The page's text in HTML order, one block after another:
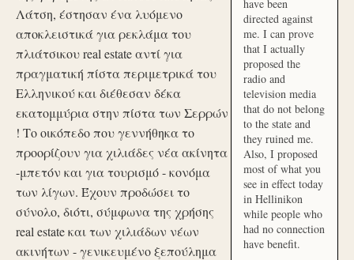
Λάτση, έστησαν ένα λυόμενο
αποκλειστικά για ρεκλάμα του
πλιάτσικου real estate αντί για
πραγματική πίστα περιμετρικά του
Ελληνικού και διέθεσαν δέκα
εκατομμύρια στην πίστα των Σερρών
! Το οικόπεδο που γεννήθηκα το
προορίζουν για χιλιάδες νέα ακίνητα
-μπετόν και για τουρισμό - κονόμα
των λίγων. Έχουν προδώσει το
σύνολο, διότι, σύμφωνα της χρήσης
real estate και των χιλιάδων νέων
ακινήτων - γενικευμένο ξεπούλημα
have been
directed against
me. I can prove
that I actually
proposed the
radio and
television media
that do not belong
to the state and
they ruined me.
Also, I proposed
most of what you
see in effect today
in Hellinikon
while people who
had no connection
have benefit.